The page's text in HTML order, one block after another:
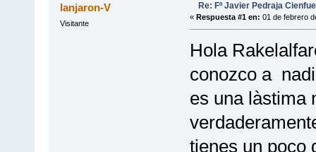
lanjaron-V
Visitante
Re: Fº Javier Pedraja
« Respuesta #1 en: 01 de febrero
Hola
conozco a
es una làstima
tienes un poco